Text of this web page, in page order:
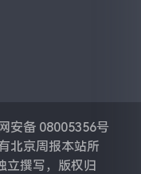
安备 08005356号
北京周报本站所
立撰写，版权归